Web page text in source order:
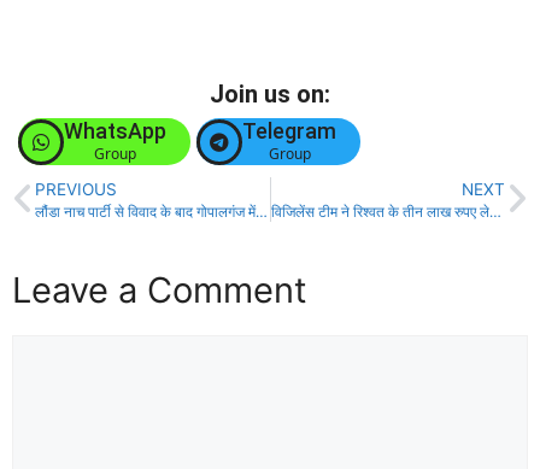
Join us on:
WhatsApp
Group
Telegram
Group
PREVIOUS
लौंडा नाच पार्टी से विवाद के बाद गोपालगंज में मंडप से दूल्हा किडनैप, बारात में बुलाए गए लौंडा नाच पार्टी पर आरोप, दुल्हन समेत परिवार के कई लोग घायल
NEXT
विजिलेंस टीम ने रिश्वत के तीन लाख रुपए लेते अंचल निरीक्षक को रंगेहाथ दबोचा
Leave a Comment